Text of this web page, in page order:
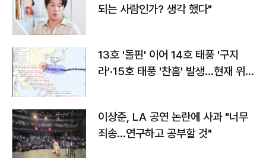
되는 사람인가? 생각 했다"
13호 '돌핀' 이어 14호 태풍 '구지
라'·15호 태풍 '찬홈' 발생…현재 위
이상준, LA 공연 논란에 사과 "너무
죄송…연구하고 공부할 것"